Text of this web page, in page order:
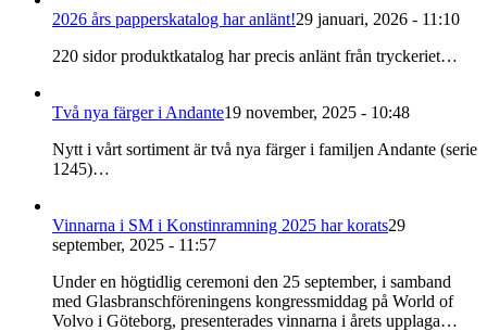
2026 års papperskatalog har anlänt!29 januari, 2026 - 11:10
220 sidor produktkatalog har precis anlänt från tryckeriet…
Två nya färger i Andante19 november, 2025 - 10:48
Nytt i vårt sortiment är två nya färger i familjen Andante (serie
1245)…
Vinnarna i SM i Konstinramning 2025 har korats29
september, 2025 - 11:57
Under en högtidlig ceremoni den 25 september, i samband
med Glasbranschföreningens kongressmiddag på World of
Volvo i Göteborg, presenterades vinnarna i årets upplaga…